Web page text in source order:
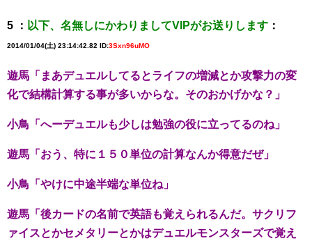
5 ： 以下、名無しにかわりましてVIPがお送りします ：
2014/01/04(土) 23:14:42.82 ID:3Sxn96uMO
遊馬「まあデュエルしてるとライフの増減とか攻撃力の変
化で結構計算する事が多いからな。そのおかげかな？」
小鳥「へーデュエルも少しは勉強の役に立ってるのね」
遊馬「おう、特に１５０単位の計算なんか得意だぜ」
小鳥「やけに中途半端な単位ね」
遊馬「後カードの名前で英語も覚えられるんだ。サクリフ
ァイスとかセメタリーとかはデュエルモンスターズで覚え